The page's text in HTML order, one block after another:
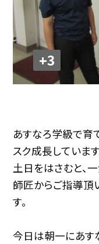
+3
あすなろ学級で育
スク成長しています
土日をはさむと、
師匠からご指導頂
す。
今日は朝一にあす